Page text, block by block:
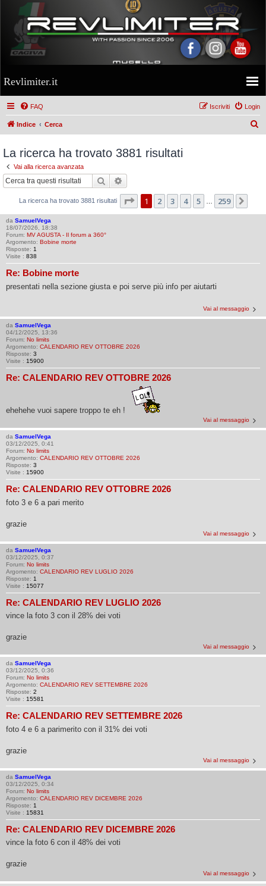
Revlimiter.it
FAQ Login
Iscriviti
Indice Cerca
La ricerca ha trovato 3881 risultati
Vai alla ricerca avanzata
Cerca
La ricerca ha trovato 3881 risultati Pagina di 259
1 2 3 4 5 … 259
da SamuelVega
18/07/2026, 18:38
Forum: MV AGUSTA - Il forum a 360°
Argomento: Bobine morte
Risposte: 1
Visite : 838
Re: Bobine morte
presentati nella sezione giusta e poi serve più info per aiutarti
Vai al messaggio
da SamuelVega
04/12/2025, 13:36
Forum: No limits
Argomento: CALENDARIO REV OTTOBRE 2026
Risposte: 3
Visite : 15900
Re: CALENDARIO REV OTTOBRE 2026
ehehehe vuoi sapere troppo te eh !
Vai al messaggio
da SamuelVega
03/12/2025, 0:41
Forum: No limits
Argomento: CALENDARIO REV OTTOBRE 2026
Risposte: 3
Visite : 15900
Re: CALENDARIO REV OTTOBRE 2026
foto 3 e 6 a pari merito
grazie
Vai al messaggio
da SamuelVega
03/12/2025, 0:37
Forum: No limits
Argomento: CALENDARIO REV LUGLIO 2026
Risposte: 1
Visite : 15077
Re: CALENDARIO REV LUGLIO 2026
vince la foto 3 con il 28% dei voti
grazie
Vai al messaggio
da SamuelVega
03/12/2025, 0:36
Forum: No limits
Argomento: CALENDARIO REV SETTEMBRE 2026
Risposte: 2
Visite : 15581
Re: CALENDARIO REV SETTEMBRE 2026
foto 4 e 6 a parimerito con il 31% dei voti
grazie
Vai al messaggio
da SamuelVega
03/12/2025, 0:34
Forum: No limits
Argomento: CALENDARIO REV DICEMBRE 2026
Risposte: 1
Visite : 15831
Re: CALENDARIO REV DICEMBRE 2026
vince la foto 6 con il 48% dei voti
grazie
Vai al messaggio